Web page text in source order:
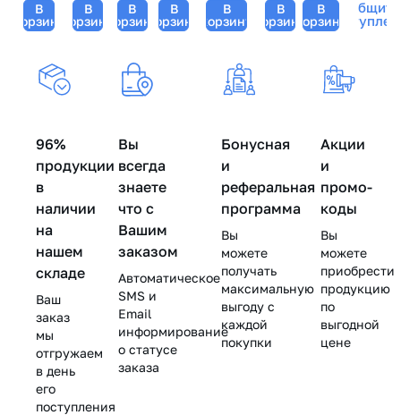
For
Young
Biotime
(Биотайм)
В
корзину
Algae
Mask,
(Генозис)
В
корзину
(Дермахил),
40
В
корзину
Peel,
Line
(Кристина)
В
корзину
(Космотерос),
В
корзину
(Джи
Джи)
В
корзину Line
Repair,
(Кристина)
- 250
В
корзину
-
96%
продукции
в
наличии
на
нашем
складе
Ваш
заказ
мы
отгружаем
в день
его
поступления
Вы
всегда
знаете
что с
Вашим
заказом
Автоматическое
SMS и
Email
информирование
о статусе
заказа
Бонусная
и
реферальная
программа
Вы
можете
получать
максимальную
выгоду с
каждой
покупки
Акции
и
промо-
коды
Вы
можете
приобрести
продукцию
по
выгодной
цене